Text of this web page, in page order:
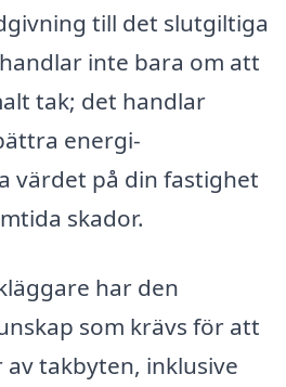
till det slutgiltiga
inte bara om att
tak; det handlar
energi-
värdet på din fastighet
skador.
har den
som krävs för att
takbyten, inklusive